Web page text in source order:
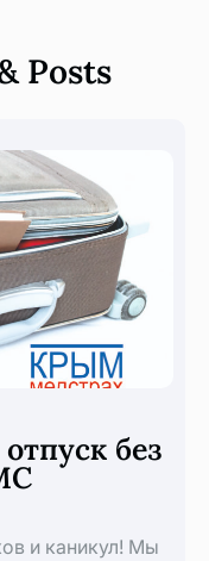
Posts
без
и каникул! Мы